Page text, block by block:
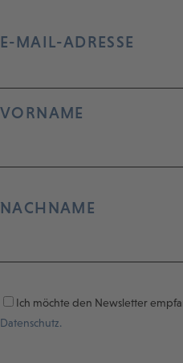
E-MAIL-ADRESSE
VORNAME
NACHNAME
Ich möchte den Newsletter
Datenschutz.